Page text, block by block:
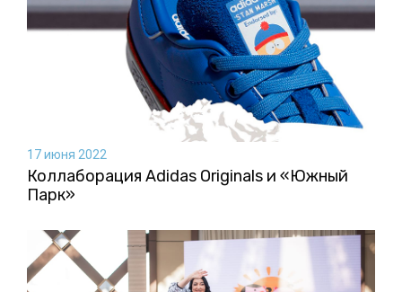
17 июня 2022
Коллаборация Аdidas Originals и «Южный
Парк»